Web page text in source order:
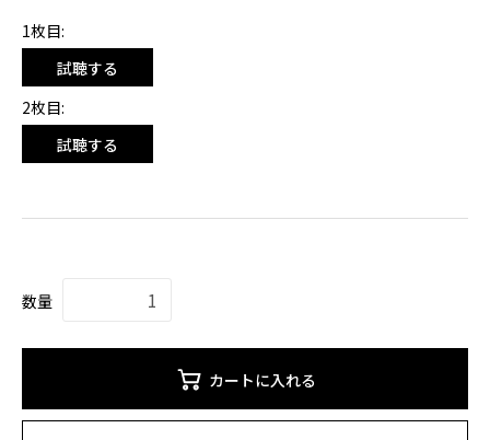
1枚目:
試聴する
2枚目:
試聴する
数量
カートに入れる